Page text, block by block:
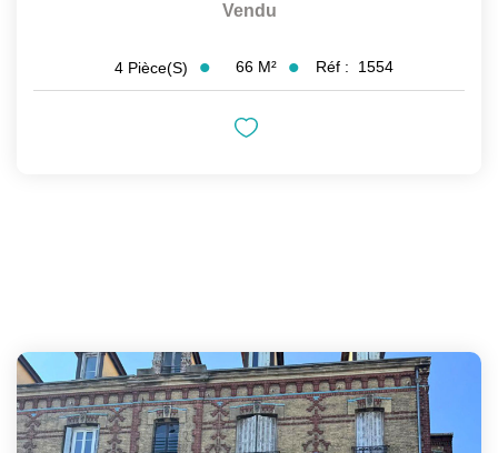
Vendu
4 Pièce(s) 66 M² Réf : 1554